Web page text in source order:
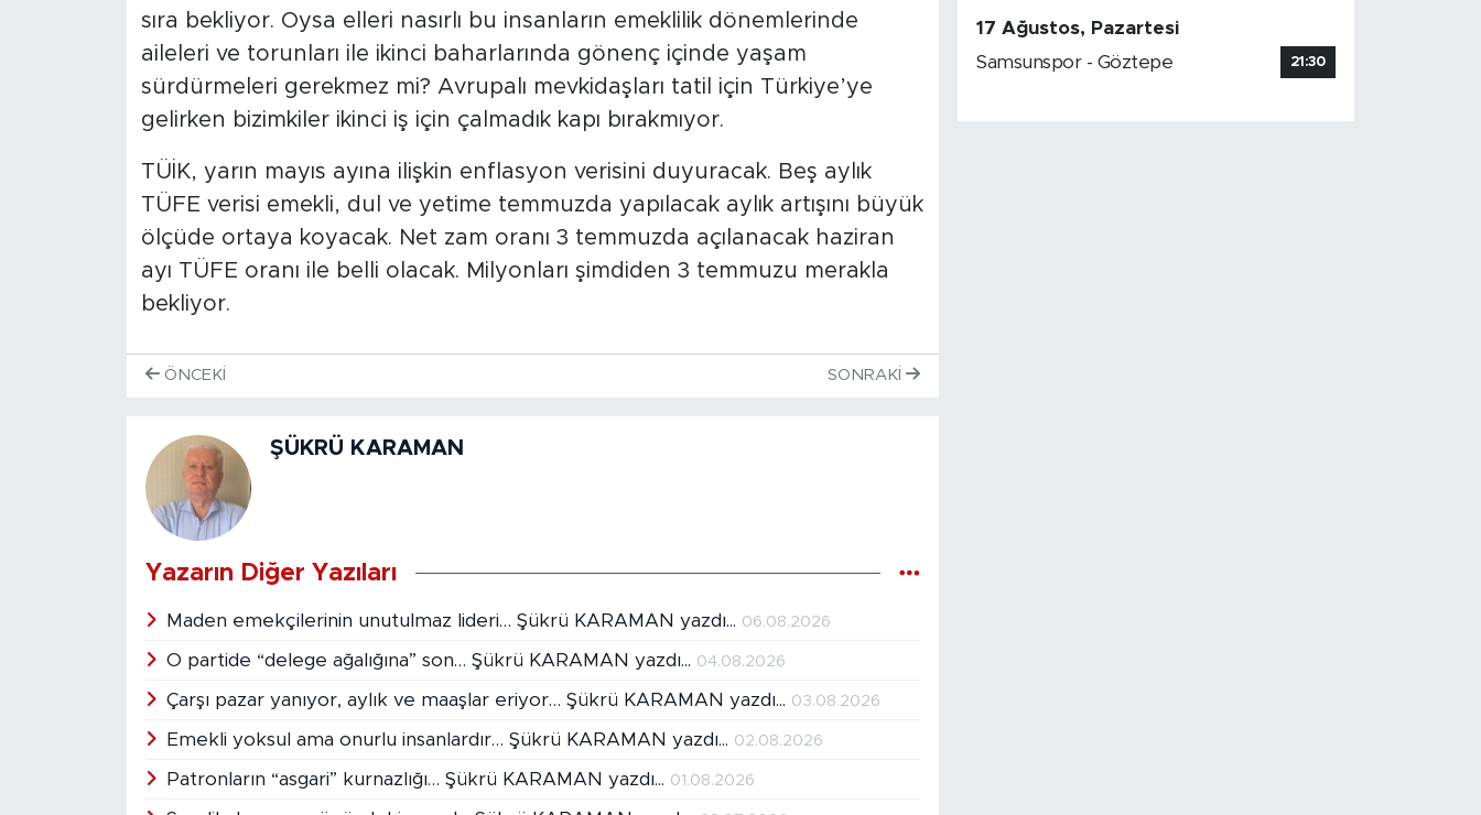
sıra bekliyor. Oysa elleri nasırlı bu insanların emeklilik dönemlerinde
aileleri ve torunları ile ikinci baharlarında gönenç içinde yaşam
sürdürmeleri gerekmez mi? Avrupalı mevkidaşları tatil için Türkiye’ye
gelirken bizimkiler ikinci iş için çalmadık kapı bırakmıyor.
TÜİK, yarın mayıs ayına ilişkin enflasyon verisini duyuracak. Beş aylık
TÜFE verisi emekli, dul ve yetime temmuzda yapılacak aylık artışını büyük
ölçüde ortaya koyacak. Net zam oranı 3 temmuzda açılanacak haziran
ayı TÜFE oranı ile belli olacak. Milyonları şimdiden 3 temmuzu merakla
bekliyor.
ÖNCEKI SONRAKI
ŞÜKRÜ KARAMAN
Yazarın Diğer Yazıları
Maden emekçilerinin unutulmaz lideri… Şükrü KARAMAN yazdı... 06.08.2026
O partide “delege ağalığına” son… Şükrü KARAMAN yazdı... 04.08.2026
Çarşı pazar yanıyor, aylık ve maaşlar eriyor… Şükrü KARAMAN yazdı... 03.08.2026
Emekli yoksul ama onurlu insanlardır… Şükrü KARAMAN yazdı... 02.08.2026
Patronların “asgari” kurnazlığı… Şükrü KARAMAN yazdı... 01.08.2026
17 Ağustos, Pazartesi
Samsunspor - Göztepe
21:30